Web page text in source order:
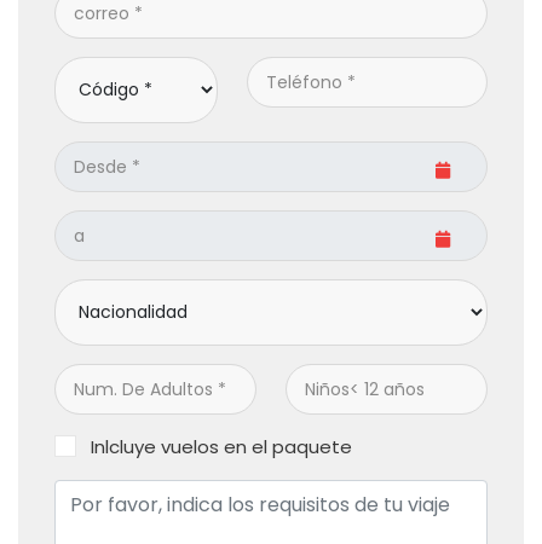
Inlcluye vuelos en el paquete